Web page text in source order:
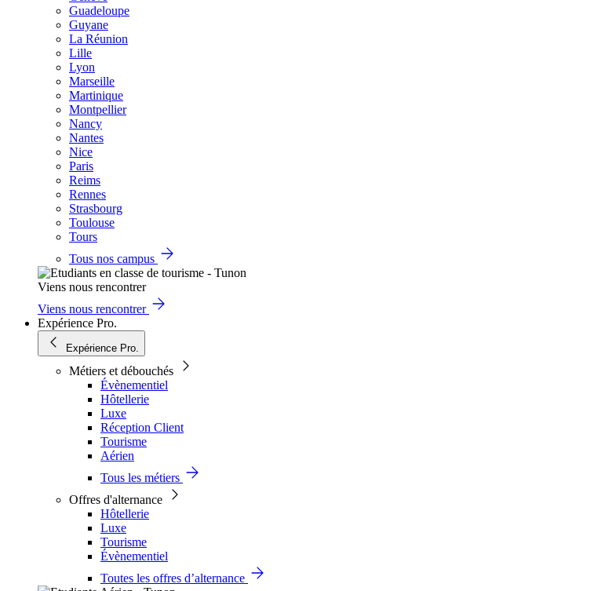
Guadeloupe
Guyane
La Réunion
Lille
Lyon
Marseille
Martinique
Montpellier
Nancy
Nantes
Nice
Paris
Reims
Rennes
Strasbourg
Toulouse
Tours
Tous nos campus
Viens nous rencontrer
Viens nous rencontrer
Expérience Pro.
Expérience Pro.
Métiers et débouchés
Évènementiel
Hôtellerie
Luxe
Réception Client
Tourisme
Aérien
Tous les métiers
Offres d'alternance
Hôtellerie
Luxe
Tourisme
Évènementiel
Toutes les offres d’alternance